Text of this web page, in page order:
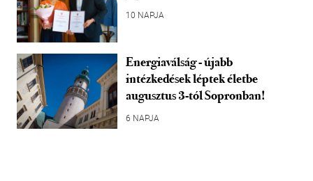
10 NAPJA
Energiaválság - újabb
intézkedések léptek életbe
augusztus 3-tól Sopronban!
6 NAPJA